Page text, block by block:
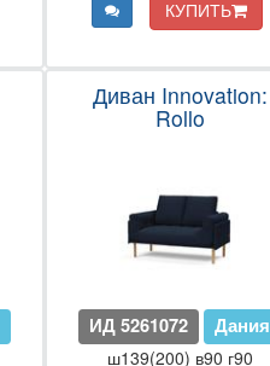
КУПИТЬ
Диван Innovation:
Rollo
ИД 5261072 Дания
ш139(200) в90 г90